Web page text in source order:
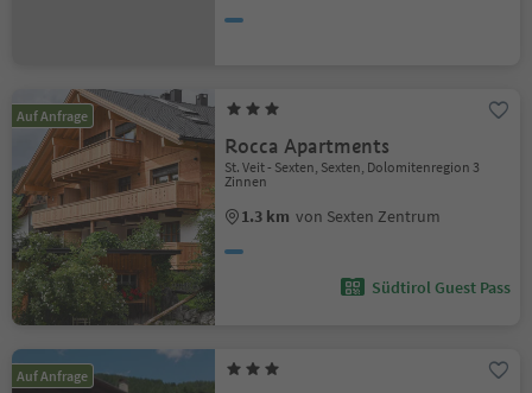
Auf Anfrage
Rocca Apartments
St. Veit - Sexten, Sexten, Dolomitenregion 3
Zinnen
1.3 km von Sexten Zentrum
Südtirol Guest Pass
Auf Anfrage